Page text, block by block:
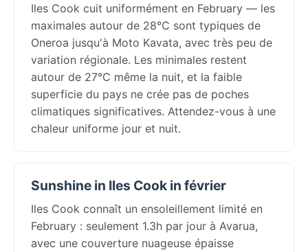
Iles Cook cuit uniformément en February — les
maximales autour de 28°C sont typiques de
Oneroa jusqu'à Moto Kavata, avec très peu de
variation régionale. Les minimales restent
autour de 27°C même la nuit, et la faible
superficie du pays ne crée pas de poches
climatiques significatives. Attendez-vous à une
chaleur uniforme jour et nuit.
Sunshine in Iles Cook in février
Iles Cook connaît un ensoleillement limité en
February : seulement 1.3h par jour à Avarua,
avec une couverture nuageuse épaisse